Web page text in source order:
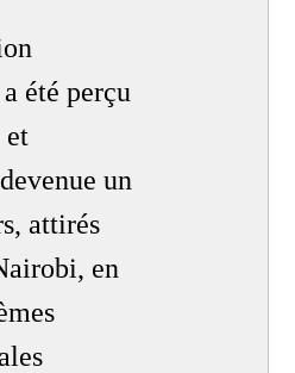
été perçu
et
un
attirés
en